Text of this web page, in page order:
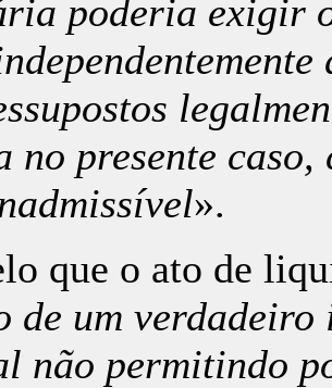
poderia exigir
no presente
».
que o ato de
de um
não permitindo